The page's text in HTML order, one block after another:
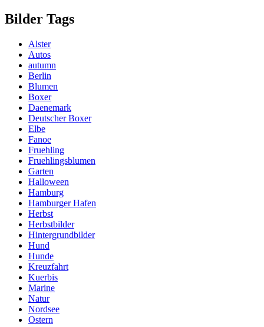
Bilder Tags
Alster
Autos
autumn
Berlin
Blumen
Boxer
Daenemark
Deutscher Boxer
Elbe
Fanoe
Fruehling
Fruehlingsblumen
Garten
Halloween
Hamburg
Hamburger Hafen
Herbst
Herbstbilder
Hintergrundbilder
Hund
Hunde
Kreuzfahrt
Kuerbis
Marine
Natur
Nordsee
Ostern